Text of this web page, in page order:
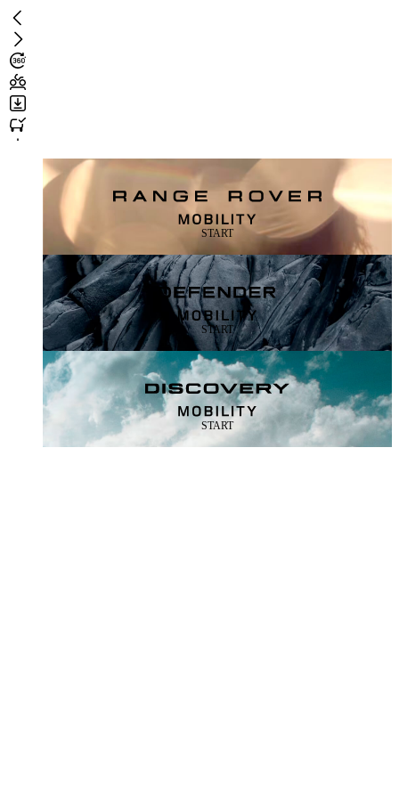
Zum
Hauptinhalt
springen
Landing
page
START
START
START